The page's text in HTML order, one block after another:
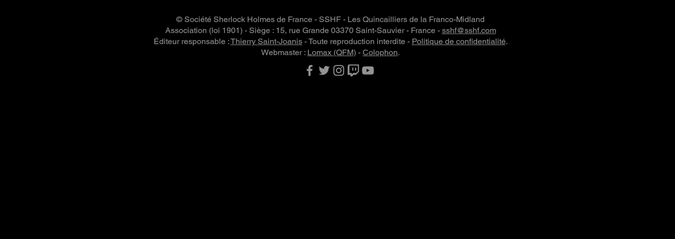
© Société Sherlock Holmes de France - SSHF - Les Quincailliers de la Franco-Midland
Association (loi 1901) - Siège : 15, rue Grande 03370 Saint-Sauvier - France - sshf@sshf.com
Éditeur responsable :Thierry Saint-Joanis- Toute reproduction interdite - Politique de confidentialité.
Webmaster : Lomax (QFM) - Colophon.